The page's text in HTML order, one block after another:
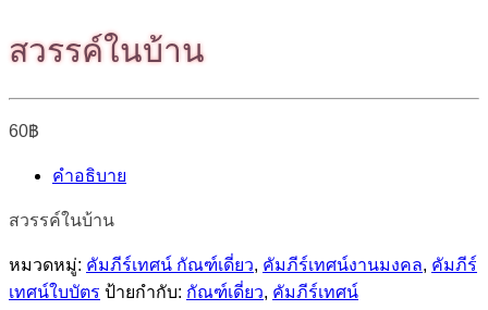
สวรรค์ในบ้าน
60฿
คำอธิบาย
สวรรค์ในบ้าน
หมวดหมู่: คัมภีร์เทศน์ กัณฑ์เดี่ยว, คัมภีร์เทศน์งานมงคล, คัมภีร์
เทศน์ใบบัตร ป้ายกำกับ: กัณฑ์เดี่ยว, คัมภีร์เทศน์